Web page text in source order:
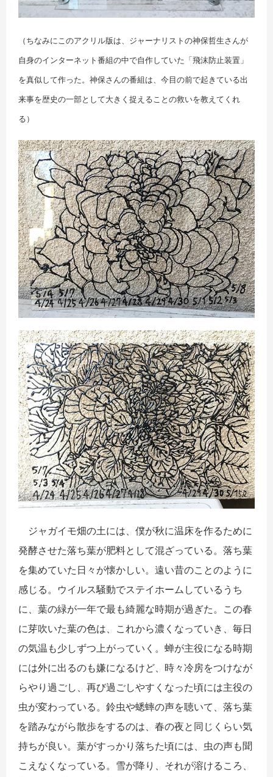
（ちなみにこのアクリル版は、ジャーナリストの神保哲生さんが
自身のインターネット番組の中で自作していた「飛沫防止装置」
を真似して作った。神保さんの番組は、今目の前で起きている出
来事を歴史の一部として大きく捉えることの救いを教えてくれ
る）
ジャガイモ畑の土には、僕が秋に温床を作るために
発酵させた落ち葉が肥料として混ざっている。落ち葉
を集めていた日々が懐かしい。遠い昔のことのように
感じる。ウイルス騒動でステイホームしているうち
に、葉の緑が一年で最も綺麗な時期が過ぎた。この春
に芽吹いた葉の色は、これから濃くなっていき、毎日
の気温も少しずつ上がっていく。蝉が主役になる時期
には外に出るのも嫌になるけど、時々冷房をつけなが
らやり過ごし、再び過ごしやすくなった頃には主役の
虫が変わっている。鈴虫や蟋蟀の声を聴いて、落ち葉
を踏みながら散歩をするのは、春の夜と同じくらい気
持ちが良い。葉がすっかり落ちた頃には、虫の声も聞
こえなくなっている。雪が降り、それが溶けるころ、